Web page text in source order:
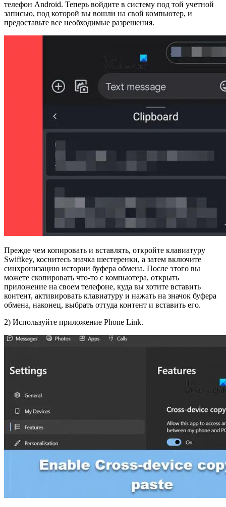
телефон Android. Теперь войдите в систему под той учетной
записью, под которой вы вошли на свой компьютер, и
предоставьте все необходимые разрешения.
Прежде чем копировать и вставлять, откройте клавиатуру
Swiftkey, коснитесь значка шестеренки, а затем включите
синхронизацию истории буфера обмена. После этого вы
можете скопировать что-то с компьютера, открыть
приложение на своем телефоне, куда вы хотите вставить
контент, активировать клавиатуру и нажать на значок буфера
обмена, наконец, выбрать оттуда контент и вставить его.
2) Используйте приложение Phone Link.